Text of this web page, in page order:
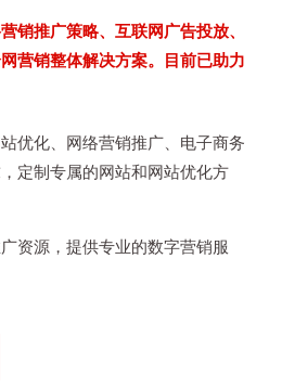
销推广策略、互联网广告投放、
营销整体解决方案。目前已助力
优化、网络营销推广、电子商务
定制专属的网站和网站优化方
资源，提供专业的数字营销服